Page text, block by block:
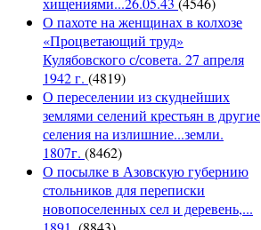
О пахоте на женщинах в колхозе
«Процветающий труд»
Кулябовского с/совета. 27 апреля
1942 г. (4819)
О переселении из скуднейших
землями селений крестьян в другие
селения на излишние...земли.
1807г. (8462)
О посылке в Азовскую губернию
стольников для переписки
новопоселенных сел и деревень,...